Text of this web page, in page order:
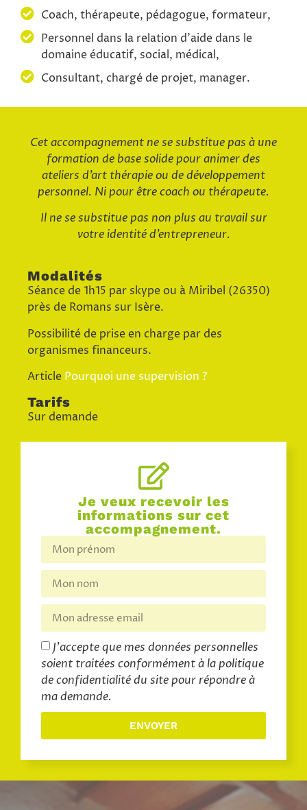
Coach, thérapeute, pédagogue, formateur,
Personnel dans la relation d’aide dans le
domaine éducatif, social, médical,
Consultant, chargé de projet, manager.
Cet accompagnement ne se substitue pas à une
formation de base solide pour animer des
ateliers d’art thérapie ou de développement
personnel. Ni pour être coach ou thérapeute.
Il ne se substitue pas non plus au travail sur
votre identité d’entrepreneur.
Modalités
Séance de 1h15 par skype ou à Miribel (26350)
près de Romans sur Isère.
Possibilité de prise en charge par des
organismes financeurs.
Article Pourquoi une supervision ?
Tarifs
Sur demande
Je veux recevoir les
informations sur cet
accompagnement.
J'accepte que mes données personnelles
soient traitées conformément à la politique
de confidentialité du site pour répondre à
ma demande.
ENVOYER